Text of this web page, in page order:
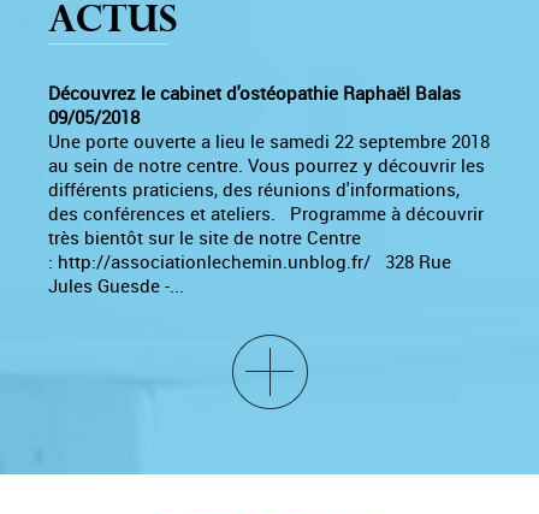
Actus
Découvrez le cabinet d'ostéopathie Raphaël Balas
09/05/2018
Une porte ouverte a lieu le samedi 22 septembre 2018
au sein de notre centre. Vous pourrez y découvrir les
différents praticiens, des réunions d'informations,
des conférences et ateliers. Programme à découvrir
très bientôt sur le site de notre Centre
: http://associationlechemin.unblog.fr/ 328 Rue
Jules Guesde -...